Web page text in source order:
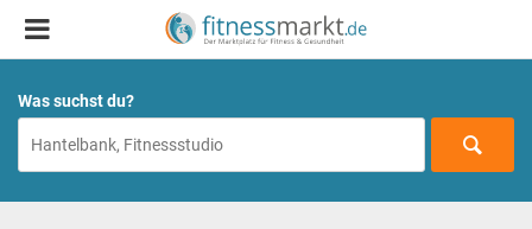
Was suchst du?